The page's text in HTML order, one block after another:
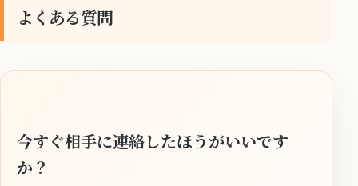
よくある質問
今すぐ相手に連絡したほうがいいです
か？